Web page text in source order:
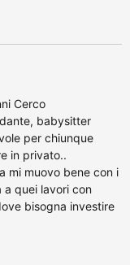
Cerco
babysitter
per chiunque
in privato..
mi muovo bene con i
a quei lavori con
bisogna investire